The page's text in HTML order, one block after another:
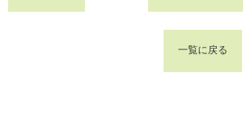
一覧に戻る